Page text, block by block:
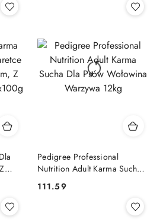
Pedigree Professional
Nutrition Adult Karma Sucha
12kg
Cena:
111.59